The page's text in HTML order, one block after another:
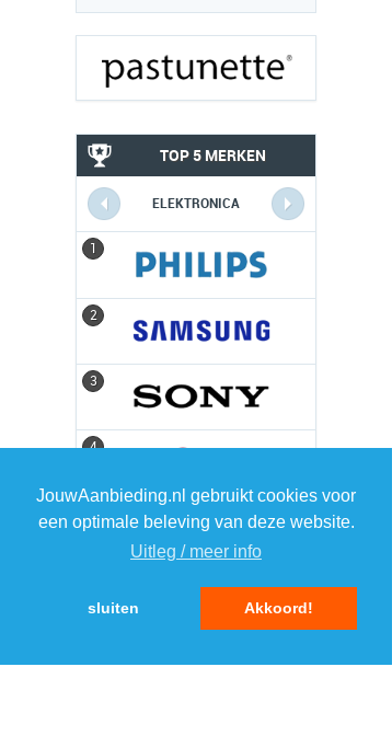
JouwAanbieding.nl gebruikt cookies voor
een optimale beleving van deze website.
Uitleg / meer info
sluiten Akkoord!
TOP 5 MERKEN
ELEKTRONICA
1
2
3
4
5
4
5